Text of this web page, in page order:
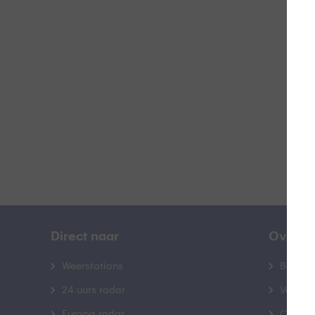
Direct naar
Weerstations
24 uurs radar
Over